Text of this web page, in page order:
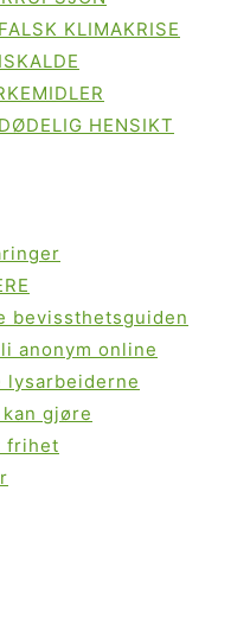
KLIMAKRISE
HENSIKT
bevissthetsguiden
anonym online
lysarbeiderne
gjøre
frihet